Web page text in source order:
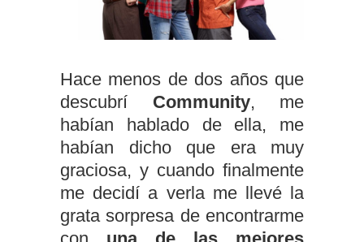
Hace menos de dos años que
descubrí Community, me
habían hablado de ella, me
habían dicho que era muy
graciosa, y cuando finalmente
me decidí a verla me llevé la
grata sorpresa de encontrarme